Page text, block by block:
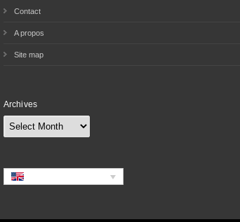
Contact
A propos
Site map
Archives
Archives